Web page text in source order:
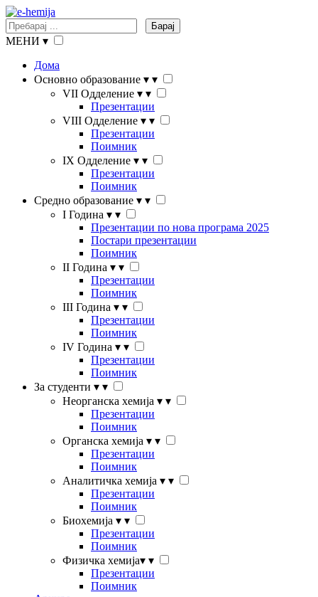
Барај
МЕНИ ▾
Дома
Основно образование ▾ ▾
VII Одделение ▾ ▾
Презентации
VIII Одделение ▾ ▾
Презентации
Поимник
IX Одделение ▾ ▾
Презентации
Поимник
Средно образование ▾ ▾
I Година ▾ ▾
Презентации по нова програма 2025
Постари презентации
Поимник
II Година ▾ ▾
Презентации
Поимник
III Година ▾ ▾
Презентации
Поимник
IV Година ▾ ▾
Презентации
Поимник
За студенти ▾ ▾
Неорганска хемија ▾ ▾
Презентации
Поимник
Органска хемија ▾ ▾
Презентации
Поимник
Аналитичка хемија ▾ ▾
Презентации
Поимник
Биохемија ▾ ▾
Презентации
Поимник
Физичка хемија▾ ▾
Презентации
Поимник